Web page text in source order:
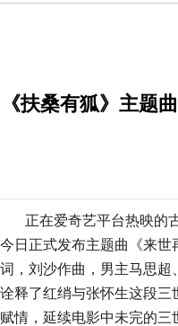
《扶桑有狐》主题
正在爱奇艺平台热映的
今日正式发布主题曲《来世
词，刘沙作曲，男主马思
诠释了红绡与张怀生这段三
赋情，延续电影中未完的三